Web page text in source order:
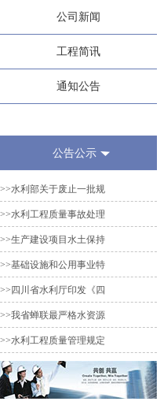
公司新闻
工程简讯
通知公告
公告公示
>>水利部关于废止一批规
>>水利工程质量事故处理
>>生产建设项目水土保持
>>基础设施和公用事业特
>>四川省水利厅印发《四
>>我省蝉联最严格水资源
>>水利工程质量管理规定